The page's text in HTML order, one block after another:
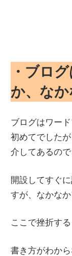
・ブロ
か、な
ブログはワー
初めてでした
介してあるの
開設してすぐ
すが、なかな
ここで挫折す
書き方がわか